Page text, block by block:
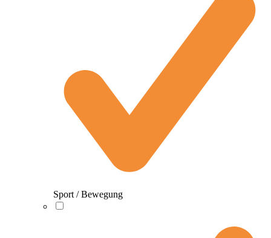
Sport / Bewegung